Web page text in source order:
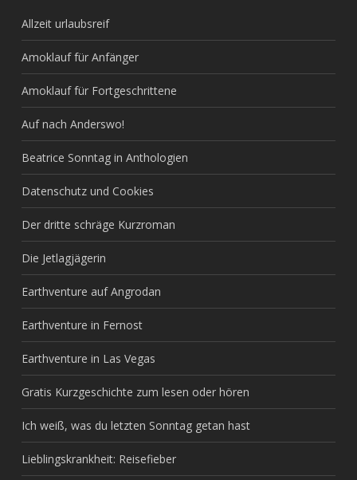
Allzeit urlaubsreif
Amoklauf für Anfänger
Amoklauf für Fortgeschrittene
Auf nach Anderswo!
Beatrice Sonntag in Anthologien
Datenschutz und Cookies
Der dritte schräge Kurzroman
Die Jetlagjägerin
Earthventure auf Angrodan
Earthventure in Fernost
Earthventure in Las Vegas
Gratis Kurzgeschichte zum lesen oder hören
Ich weiß, was du letzten Sonntag getan hast
Lieblingskrankheit: Reisefieber